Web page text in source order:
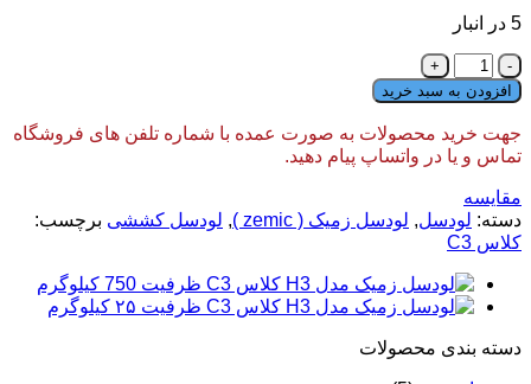
5 در انبار
لودسل
زمیک
مدل
H3
کلاس
C3
ظرفیت
100
کیلوگرم
افزودن به سبد خرید
جهت خرید محصولات به صورت عمده با شماره تلفن های فروشگاه
تماس و یا در واتساپ پیام دهید.
مقایسه
دسته: لودسل, لودسل زمیک ( zemic ) , لودسل کششی برچسب:
کلاس C3
دسته‌ بندی محصولات